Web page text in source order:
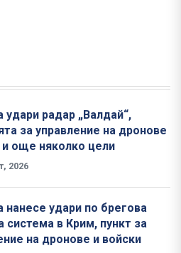
удари радар „Валдай“,
за управление на дронове
и още няколко цели
2026
нанесе удари по брегова
система в Крим, пункт за
на дронове и войски